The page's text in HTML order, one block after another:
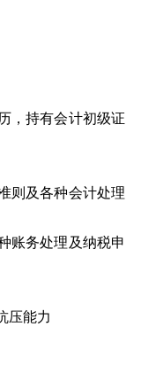
，持有会计初级证
则及各种会计处理
账务处理及纳税申
压能力